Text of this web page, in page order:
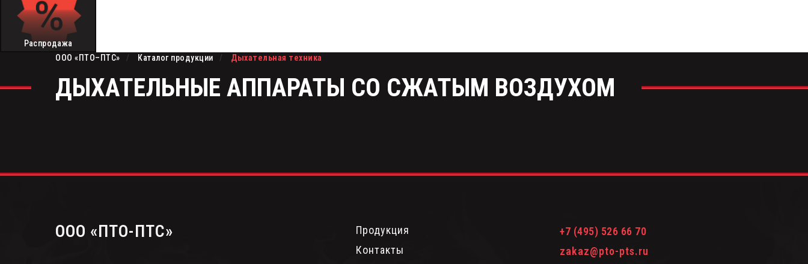
Распродажа
ООО «ПТО–ПТС»
/ Каталог продукции / Дыхательная техника
ДЫХАТЕЛЬНЫЕ АППАРАТЫ СО СЖАТЫМ ВОЗДУХОМ
Продукция
Контакты
OOО «ПТО-ПТС»
+7 (495) 526 66 70
zakaz@pto-pts.ru